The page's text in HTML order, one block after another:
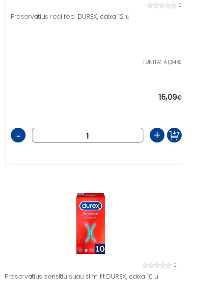
0
Preservatius real feel DUREX, caixa 12 u
1 UNITAT A 1,34 €
16,09€
- +
0
Preservatius sensitiu suau slim fit DUREX, caixa 10 u